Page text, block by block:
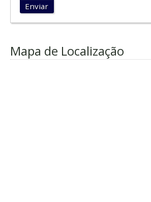
Enviar
Mapa de Localização